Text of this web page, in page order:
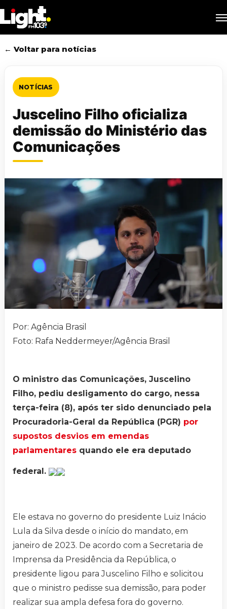
to
main
content
← Voltar para notícias
NOTÍCIAS
Juscelino Filho oficializa
demissão do Ministério das
Comunicações
Por: Agência Brasil
Foto: Rafa Neddermeyer/Agência Brasil
O ministro das Comunicações, Juscelino
Filho, pediu desligamento do cargo, nessa
terça-feira (8), após ter sido denunciado pela
Procuradoria-Geral da República (PGR) por
supostos desvios em emendas
parlamentares quando ele era deputado
federal.
Ele estava no governo do presidente Luiz Inácio
Lula da Silva desde o início do mandato, em
janeiro de 2023. De acordo com a Secretaria de
Imprensa da Presidência da República, o
presidente ligou para Juscelino Filho e solicitou
que o ministro pedisse sua demissão, para poder
realizar sua ampla defesa fora do governo.